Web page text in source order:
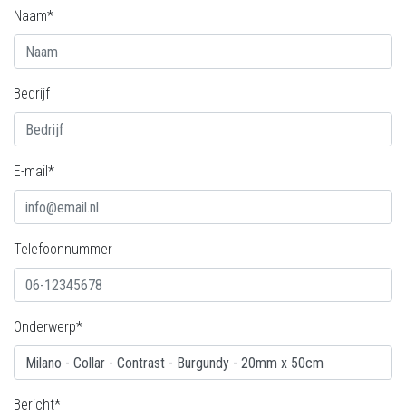
Naam*
Bedrijf
E-mail*
Telefoonnummer
Onderwerp*
Bericht*